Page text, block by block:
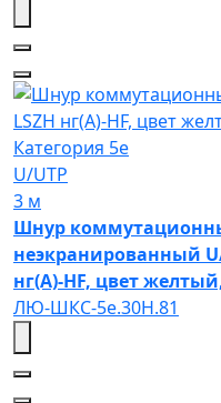
Категория 5e
U/UTP
3 м
Шнур
неэкранированный U/
нг(А)-HF, цвет
ЛЮ-ШКС-5e.30Н.81